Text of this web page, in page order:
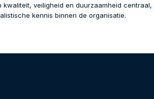
veiligheid en duurzaamheid
kennis binnen de organisatie.